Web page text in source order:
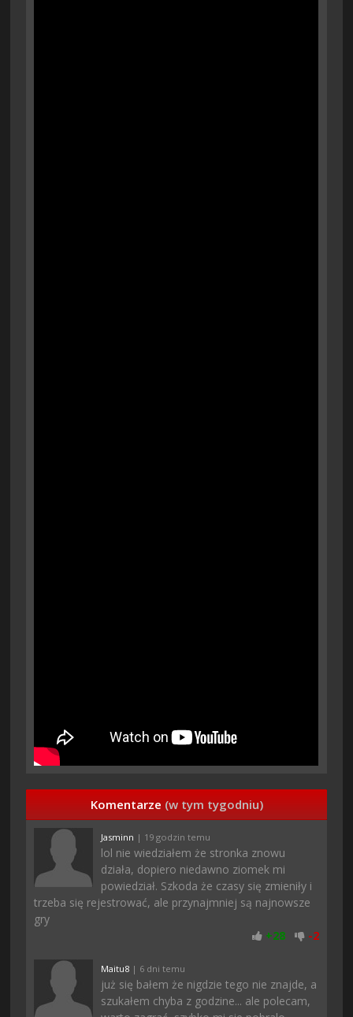
Komentarze (w tym tygodniu)
Jasminn | 19 godzin temu
lol nie wiedziałem że stronka znowu
działa, dopiero niedawno ziomek mi
powiedział. Szkoda że czasy się zmieniły i
trzeba się rejestrować, ale przynajmniej są najnowsze
gry
+28 -2
Maitu8 | 6 dni temu
już się bałem że nigdzie tego nie znajde, a
szukałem chyba z godzine... ale polecam,